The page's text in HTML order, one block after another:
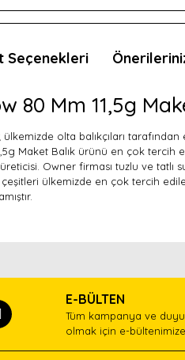
Seçenekleri
80 Mm 11,5g
olta balıkçıları
Maket Balık ürünü en çok tercih
Owner firması tuzlu ve
ülkemizde en çok tercih
E-BÜLTEN
Tüm kampanya ve
olmak için e-